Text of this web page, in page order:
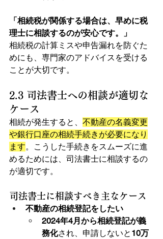
「相続税が関係する場合は、早めに税
理士に相談するのが安心です。」
相続税の計算ミスや申告漏れを防ぐた
めにも、専門家のアドバイスを受ける
ことが大切です。
2.3 司法書士への相談が適切な
ケース
相続が発生すると、 不動産の名義変更
や銀行口座の相続手続きが必要になり
ます。こうした手続きをスムーズに進
めるためには、司法書士に相談するの
が適切です。
司法書士に相談すべき主なケース
不動産の相続登記をしたい
2024年4月から相続登記が義
務化され、申請しないと 10万